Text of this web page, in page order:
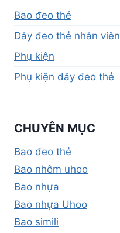
Bao đeo thẻ
Dây đeo thẻ nhân viên
Phụ kiện
Phụ kiện dây đeo thẻ
CHUYÊN MỤC
Bao đeo thẻ
Bao nhôm uhoo
Bao nhựa
Bao nhựa Uhoo
Bao simili